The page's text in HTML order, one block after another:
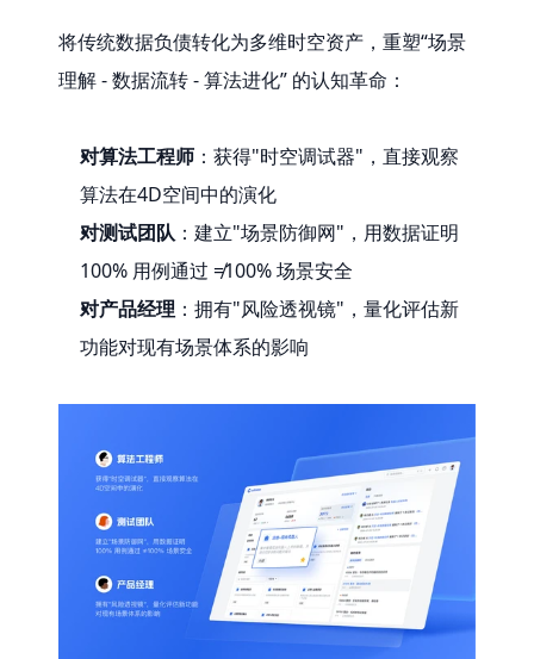
将传统数据负债转化为多维时空资产，重塑“场景
理解 - 数据流转 - 算法进化” 的认知革命：
对算法工程师 ：获得"时空调试器"，直接观察
算法在4D空间中的演化
对测试团队：建立"场景防御网"，用数据证明
100% 用例通过 ≠100% 场景安全
对产品经理：拥有"风险透视镜"，量化评估新
功能对现有场景体系的影响